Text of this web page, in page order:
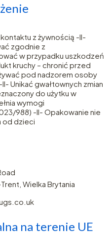
z żywnością -II-
zgodnie z
w przypadku uszkodzeń
kruchy – chronić przed
pod nadzorem osoby
Unikać gwałtownych zmian
do użytku w
wymogi
988) -II- Opakowanie nie
od dzieci
Wielka Brytania
na terenie UE